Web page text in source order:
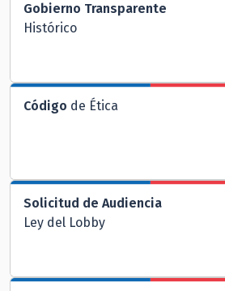
Gobierno Transparente
Histórico
Código de Ética
Solicitud de Audiencia
Ley del Lobby